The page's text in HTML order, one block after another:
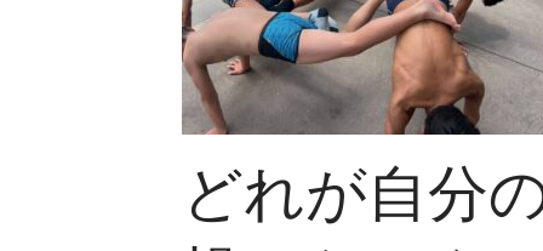
どれが自分